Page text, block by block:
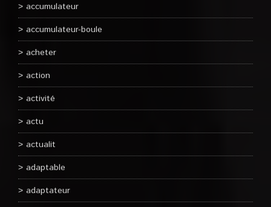
accumulateur
accumulateur-boule
acheter
action
activité
actu
actualit
adaptable
adaptateur